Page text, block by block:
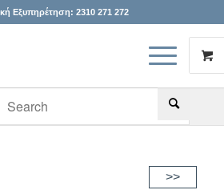
Εξυπηρέτηση:2310 271 272
>>